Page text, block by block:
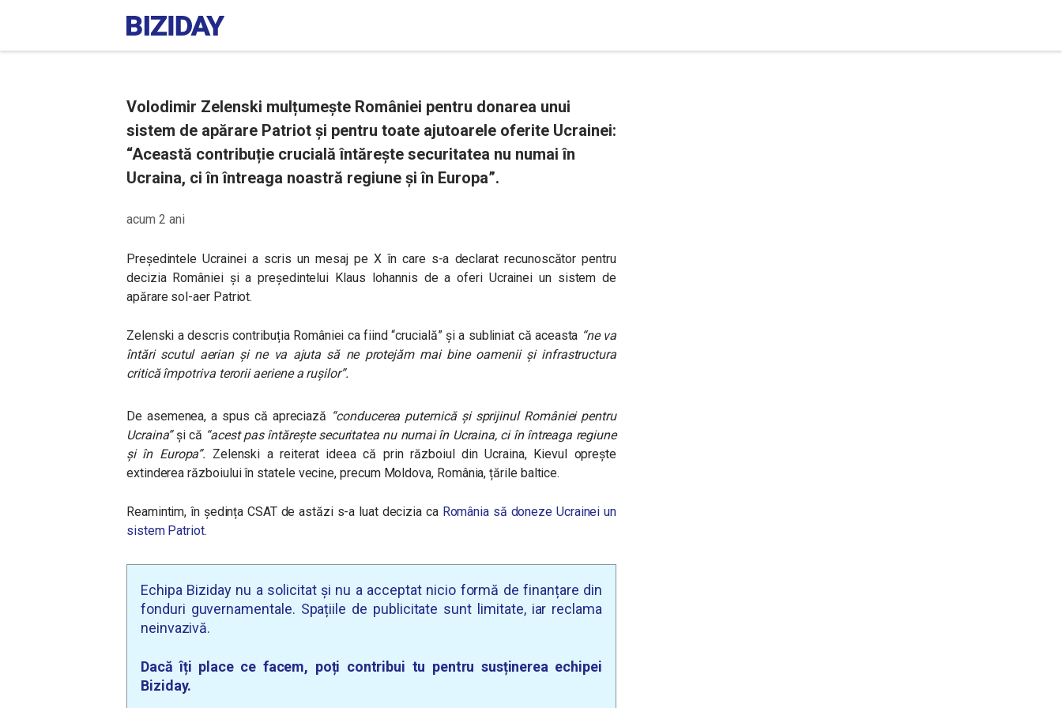
Volodimir Zelenski mulțumește României pentru donarea unui
sistem de apărare Patriot și pentru toate ajutoarele oferite Ucrainei:
“Această contribuție crucială întărește securitatea nu numai în
Ucraina, ci în întreaga noastră regiune și în Europa”.
acum 2 ani
Președintele Ucrainei a scris un mesaj pe X în care s-a declarat recunoscător pentru
decizia României și a președintelui Klaus Iohannis de a oferi Ucrainei un sistem de
apărare sol-aer Patriot.
Zelenski a descris contribuția României ca fiind “crucială” și a subliniat că aceasta “ne va
întări scutul aerian și ne va ajuta să ne protejăm mai bine oamenii și infrastructura
critică împotriva terorii aeriene a rușilor”.
De asemenea, a spus că apreciază “conducerea puternică și sprijinul României pentru
Ucraina”și că “acest pas întărește securitatea nu numai în Ucraina, ci în întreaga regiune
și în Europa”. Zelenski a reiterat ideea că prin războiul din Ucraina, Kievul oprește
extinderea războiului în statele vecine, precum Moldova, România, țările baltice.
Reamintim, în ședința CSAT de astăzi s-a luat decizia ca România să doneze Ucrainei un
sistem Patriot.
Echipa Biziday nu a solicitat și nu a acceptat nicio formă de finanțare din
fonduri guvernamentale. Spațiile de publicitate sunt limitate, iar reclama
neinvazivă.
Dacă îți place ce facem, poți contribui tu pentru susținerea echipei
Biziday.